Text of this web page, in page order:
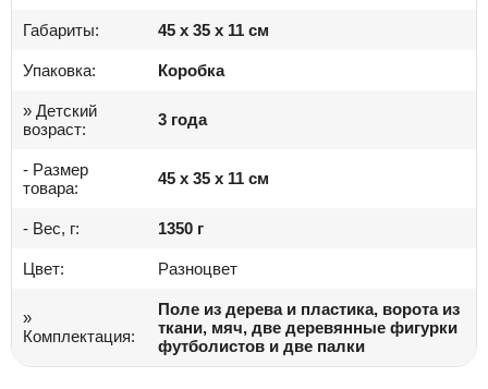
Габариты: 45 x 35 x 11 см
Упаковка: Коробка
» Детский
возраст:
3 года
- Размер
товара:
45 x 35 x 11 см
- Вес, г: 1350 г
Цвет: Разноцвет
»
Комплектация:
Поле из дерева и пластика, ворота из
ткани, мяч, две деревянные фигурки
футболистов и две палки